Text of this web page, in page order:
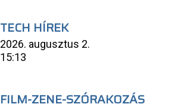
TECH HÍREK
2026. augusztus 2.
15:13
FILM-ZENE-SZÓRAKOZÁS